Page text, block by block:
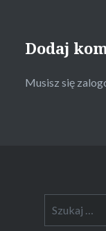
Dodaj
Musisz się